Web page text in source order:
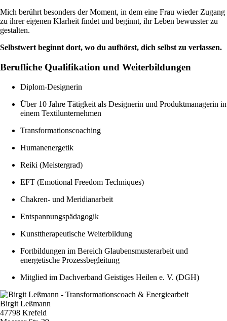
Mich berührt besonders der Moment, in dem eine Frau wieder Zugang
zu ihrer eigenen Klarheit findet und beginnt, ihr Leben bewusster zu
gestalten.
Selbstwert beginnt dort, wo du aufhörst, dich selbst zu verlassen.
Berufliche Qualifikation und Weiterbildungen
Diplom-Designerin
Über 10 Jahre Tätigkeit als Designerin und Produktmanagerin in
einem Textilunternehmen
Transformationscoaching
Humanenergetik
Reiki (Meistergrad)
EFT (Emotional Freedom Techniques)
Chakren- und Meridianarbeit
Entspannungspädagogik
Kunsttherapeutische Weiterbildung
Fortbildungen im Bereich Glaubensmusterarbeit und
energetische Prozessbegleitung
Mitglied im Dachverband Geistiges Heilen e. V. (DGH)
Birgit Leßmann
47798 Krefeld